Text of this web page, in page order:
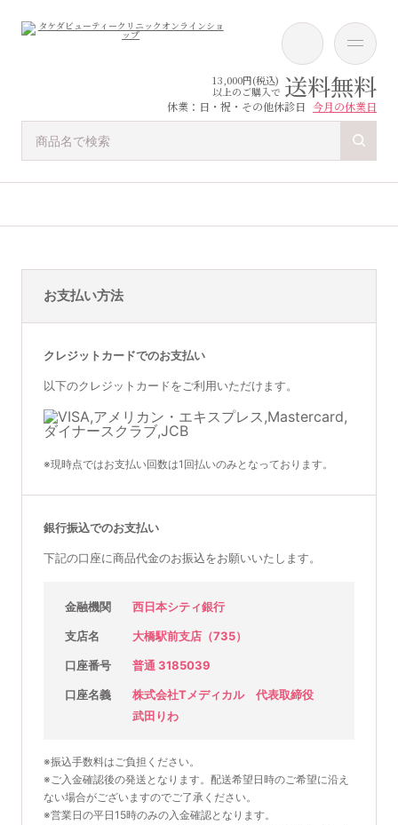
13,000円(税込)
以上のご購入で 送料無料
休業：日・祝・その他休診日 今月の休業日
お支払い方法
クレジットカードでのお支払い
以下のクレジットカードをご利用いただけます。
※現時点ではお支払い回数は1回払いのみとなっております。
銀行振込でのお支払い
下記の口座に商品代金のお振込をお願いいたします。
金融機関 西日本シティ銀行
支店名 大橋駅前支店（735）
口座番号 普通 3185039
口座名義
株式会社Tメディカル 代表取締役
武田りわ
※振込手数料はご負担ください。
※ご入金確認後の発送となります。配送希望日時のご希望に沿え
ない場合がございますのでご了承ください。
※営業日の平日15時のみの入金確認となります。